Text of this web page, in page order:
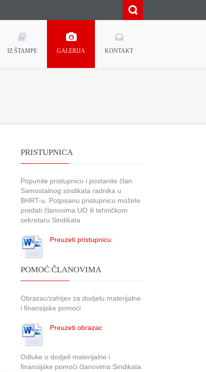
IZ ŠTAMPE GALERIJA KONTAKT
PRISTUPNICA
Popunite pristupnicu i postanite član
Samostalnog sindikata radnika u
BHRT-u. Potpisanu pristupnicu možete
predati članovima UO ili tehničkom
sekretaru Sindikata
Preuzeti pristupnicu
POMOĆ ČLANOVIMA
Obrazac/zahtjev za dodjelu materijalne
i finansijske pomoći
Preuzeti obrazac
Odluke o dodjeli materijalne i
finansijske pomoći članovima Sindikata.